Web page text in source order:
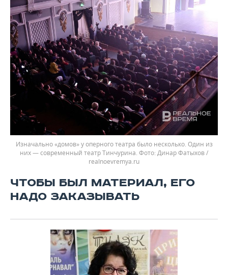
Изначально «домов» у оперного театра было несколько. Один из
них — современный театр Тинчурина.
Динар Фатыхов /
realnoevremya.ru
ЧТОБЫ БЫЛ МАТЕРИАЛ, ЕГО
НАДО ЗАКАЗЫВАТЬ